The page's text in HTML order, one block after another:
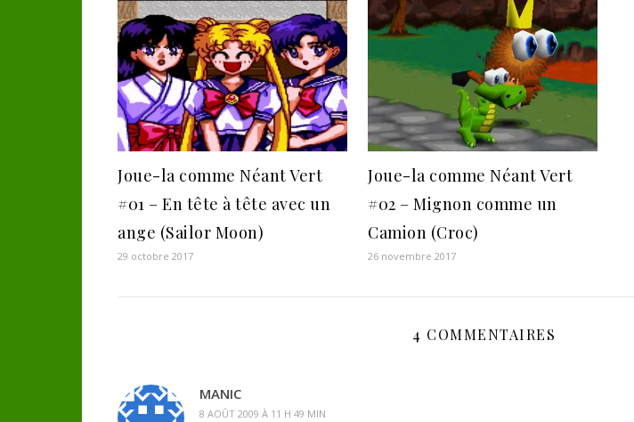
Joue-la comme Néant Vert
#01 – En tête à tête avec un
ange (Sailor Moon)
29 octobre 2017
Joue-la comme Néant Vert
#02 – Mignon comme un
Camion (Croc)
26 novembre 2017
4 COMMENTAIRES
MANIC
8 AOÛT 2009 À 11 H 49 MIN